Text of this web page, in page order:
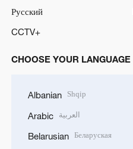
Русский
CCTV+
CHOOSE YOUR LANGUAGE
Albanian Shqip
Arabic العربية
Belarusian Беларуская